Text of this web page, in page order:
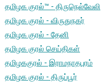
தமிழக குரல்™ - திருநெல்வேலி
தமிழக குரல் - விருதுநகர்
தமிழக குரல் - தேனி
தமிழக குரல் செய்திகள்
தமிழககுரல் - இராமநாதபுரம்
தமிழக குரல் - திருப்பூர்